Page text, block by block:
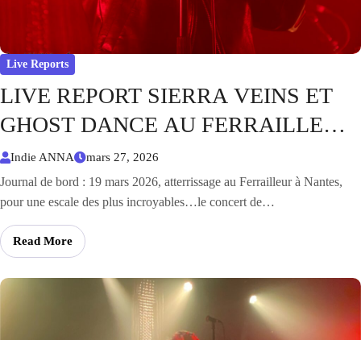
Live Reports
LIVE REPORT SIERRA VEINS ET
GHOST DANCE AU FERRAILLEUR
NANTES – le 19 mars 2026
Indie ANNA mars 27, 2026
Journal de bord : 19 mars 2026, atterrissage au Ferrailleur à Nantes,
pour une escale des plus incroyables…le concert de…
Read More